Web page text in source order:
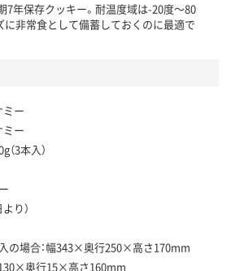
7年保存クッキー。耐温度域は-20度～80
に非常食として備蓄しておくのに最適で
ミー
ミー
（3本入）
り）
入の場合：幅343×奥行250×高さ170mm
130×奥行15×高さ160mm